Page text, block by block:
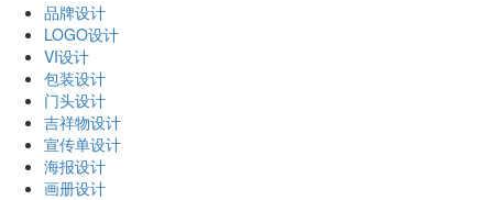
品牌设计
LOGO设计
VI设计
包装设计
门头设计
吉祥物设计
宣传单设计
海报设计
画册设计